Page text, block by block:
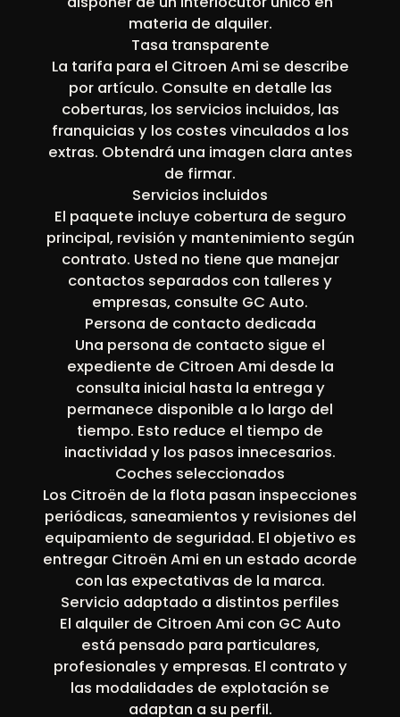
materia de alquiler.
Tasa transparente
La tarifa para el Citroen Ami se describe
por artículo. Consulte en detalle las
coberturas, los servicios incluidos, las
franquicias y los costes vinculados a los
extras. Obtendrá una imagen clara antes
de firmar.
Servicios incluidos
El paquete incluye cobertura de seguro
principal, revisión y mantenimiento según
contrato. Usted no tiene que manejar
contactos separados con talleres y
empresas, consulte GC Auto.
Persona de contacto dedicada
Una persona de contacto sigue el
expediente de Citroen Ami desde la
consulta inicial hasta la entrega y
permanece disponible a lo largo del
tiempo. Esto reduce el tiempo de
inactividad y los pasos innecesarios.
Coches seleccionados
Los Citroën de la flota pasan inspecciones
periódicas, saneamientos y revisiones del
equipamiento de seguridad. El objetivo es
entregar Citroën Ami en un estado acorde
con las expectativas de la marca.
Servicio adaptado a distintos perfiles
El alquiler de Citroen Ami con GC Auto
está pensado para particulares,
profesionales y empresas. El contrato y
las modalidades de explotación se
adaptan a su perfil.